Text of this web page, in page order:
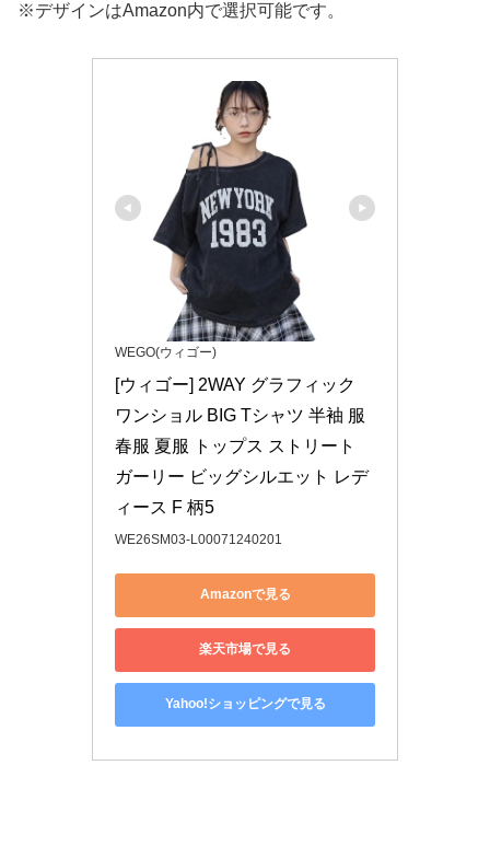
※デザインはAmazon内で選択可能です。
WEGO(ウィゴー)
[ウィゴー] 2WAY グラフィック
ワンショル BIG Tシャツ 半袖 服
春服 夏服 トップス ストリート
ガーリー ビッグシルエット レデ
ィース F 柄5
WE26SM03-L00071240201
Amazonで見る
楽天市場で見る
Yahoo!ショッピングで見る